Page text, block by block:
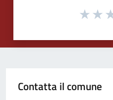
Contatta il comune